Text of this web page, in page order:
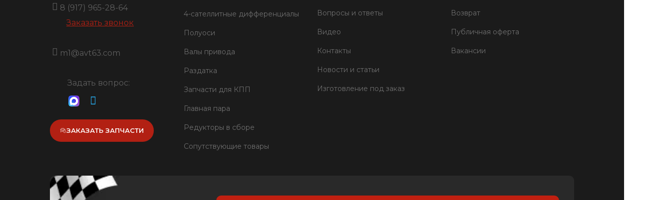
8 (917) 965-28-64
Заказать звонок
m1@avt63.com
Задать вопрос:
ЗАКАЗАТЬ ЗАПЧАСТИ
4-сателлитные дифференциалы
Полуоси
Валы привода
Раздатка
Запчасти для КПП
Главная пара
Редукторы в сборе
Сопутствующие товары
Вопросы и ответы
Видео
Контакты
Новости и статьи
Изготовление под заказ
Возврат
Публичная оферта
Вакансии